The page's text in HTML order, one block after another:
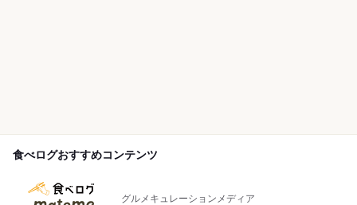
食べログおすすめコンテンツ
グルメキュレーションメディア